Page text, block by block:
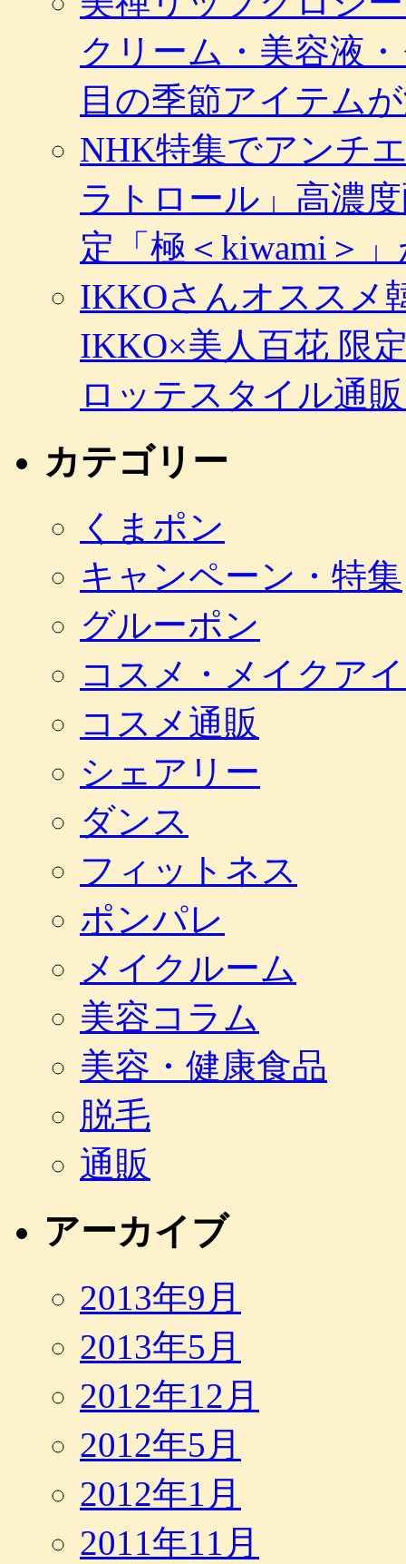
クリーム・美容液
目の季節アイテム
NHK特集でアンチ
ラトロール」高濃
定「極＜kiwami＞
IKKOさんオススメ
IKKO×美人百花 限
ロッテスタイル通
カテゴリー
くまポン
キャンペーン・特集
グルーポン
コスメ・メイクア
コスメ通販
シェアリー
ダンス
フィットネス
ポンパレ
メイクルーム
美容コラム
美容・健康食品
脱毛
通販
アーカイブ
2013年9月
2013年5月
2012年12月
2012年5月
2012年1月
2011年11月